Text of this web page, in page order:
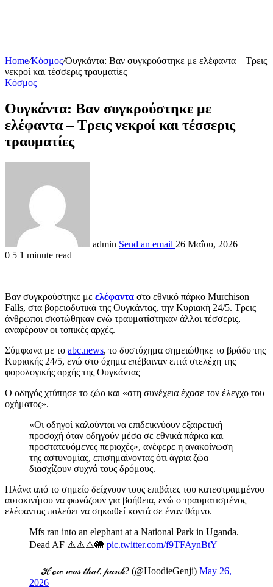
Home/Κόσμος/Ουγκάντα: Βαν συγκρούστηκε με ελέφαντα – Τρεις
νεκροί και τέσσερις τραυματίες
Κόσμος
Ουγκάντα: Βαν συγκρούστηκε με
ελέφαντα – Τρεις νεκροί και τέσσερις
τραυματίες
admin Send an email 26 Μαΐου, 2026
0 5 1 minute read
Βαν συγκρούστηκε με ελέφαντα στο εθνικό πάρκο Murchison
Falls, στα βορειοδυτικά της Ουγκάντας, την Κυριακή 24/5. Τρεις
άνθρωποι σκοτώθηκαν ενώ τραυματίστηκαν άλλοι τέσσερις,
αναφέρουν οι τοπικές αρχές.
Σύμφωνα με το abc.news, το δυστύχημα σημειώθηκε το βράδυ της
Κυριακής 24/5, ενώ στο όχημα επέβαιναν επτά στελέχη της
φορολογικής αρχής της Ουγκάντας
Ο οδηγός χτύπησε το ζώο και «στη συνέχεια έχασε τον έλεγχο του
οχήματος».
«Οι οδηγοί καλούνται να επιδεικνύουν εξαιρετική
προσοχή όταν οδηγούν μέσα σε εθνικά πάρκα και
προστατευόμενες περιοχές», ανέφερε η ανακοίνωση
της αστυνομίας, επισημαίνοντας ότι άγρια ζώα
διασχίζουν συχνά τους δρόμους.
Πλάνα από το σημείο δείχνουν τους επιβάτες του κατεστραμμένου
αυτοκινήτου να φωνάζουν για βοήθεια, ενώ ο τραυματισμένος
ελέφαντας παλεύει να σηκωθεί κοντά σε έναν θάμνο.
Mfs ran into an elephant at a National Park in Uganda.
Dead AF ⚠️⚠️⚠️🐘 pic.twitter.com/f9TFAynBtY
— ℋℴ𝓌 𝓌𝒶𝓈 𝓉𝒽𝒶𝓉, 𝓅𝓊𝓃𝓀? (@HoodieGenji) May 26,
2026